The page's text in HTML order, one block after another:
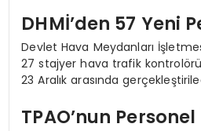
DHMİ’den 57 Yeni
Devlet Hava Meydanları
27 stajyer hava trafik
23 Aralık arasında
TPAO’nun